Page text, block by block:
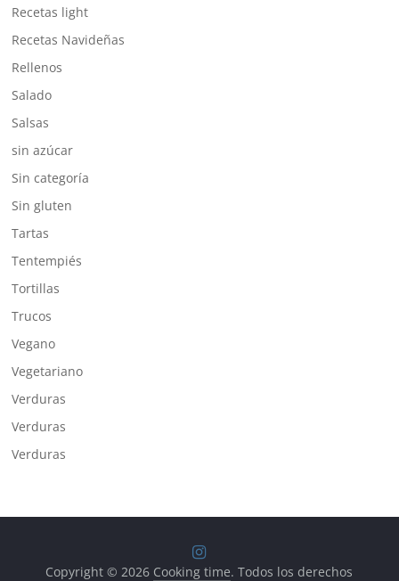
Recetas light
Recetas Navideñas
Rellenos
Salado
Salsas
sin azúcar
Sin categoría
Sin gluten
Tartas
Tentempiés
Tortillas
Trucos
Vegano
Vegetariano
Verduras
Verduras
Verduras
Copyright © 2026 Cooking time. Todos los derechos